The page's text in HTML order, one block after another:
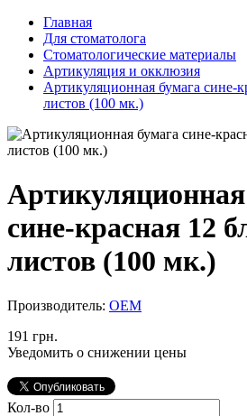
Главная
Для стоматолога
Стоматологические материалы
Артикуляция и окклюзия
Артикуляционная бумага сине-
листов (100 мк.)
сине-красная 12
листов (100 мк.)
Производитель: ОЕМ
191 грн.
Уведомить о снижении цены
Кол-во